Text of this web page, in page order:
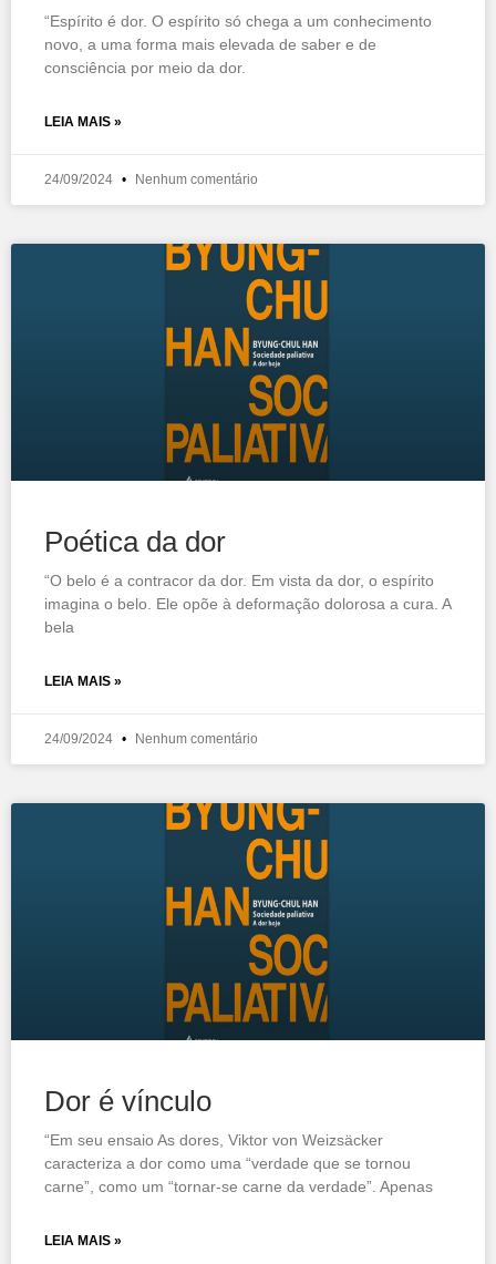
“Espírito é dor. O espírito só chega a um conhecimento
novo, a uma forma mais elevada de saber e de
consciência por meio da dor.
LEIA MAIS »
24/09/2024 Nenhum comentário
Poética da dor
“O belo é a contracor da dor. Em vista da dor, o espírito
imagina o belo. Ele opõe à deformação dolorosa a cura. A
bela
LEIA MAIS »
24/09/2024 Nenhum comentário
Dor é vínculo
“Em seu ensaio As dores, Viktor von Weizsäcker
caracteriza a dor como uma “verdade que se tornou
carne”, como um “tornar-se carne da verdade”. Apenas
LEIA MAIS »